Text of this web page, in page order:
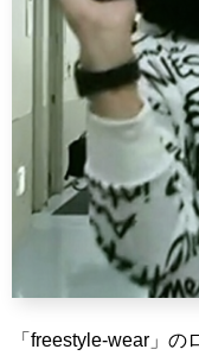
「freestyle-wear」の